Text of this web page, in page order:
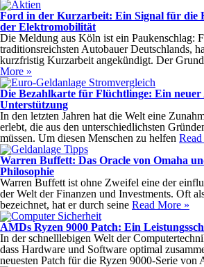
Ford in der Kurzarbeit: Ein Signal für die
der Elektromobilität
Die Meldung aus Köln ist ein Paukenschlag:
traditionsreichsten Autobauer Deutschlands,
kurzfristig Kurzarbeit angekündigt. Der
More »
Die Bezahlkarte für Flüchtlinge: Ein neuer
Unterstützung
In den letzten Jahren hat die Welt eine
erlebt, die aus den unterschiedlichsten
müssen. Um diesen Menschen zu helfen
Warren Buffett: Das Oracle von Omaha
Philosophie
Warren Buffett ist ohne Zweifel eine der
der Welt der Finanzen und Investments. Oft
bezeichnet, hat er durch seine Read More »
AMDs Ryzen 9000 Patch: Ein
In der schnelllebigen Welt der
dass Hardware und Software optimal
neuesten Patch für die Ryzen 9000-Serie